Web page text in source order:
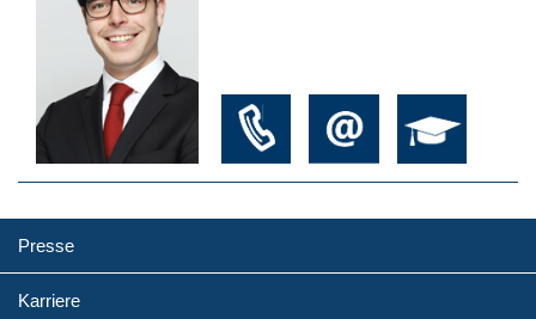
Presse
Karriere